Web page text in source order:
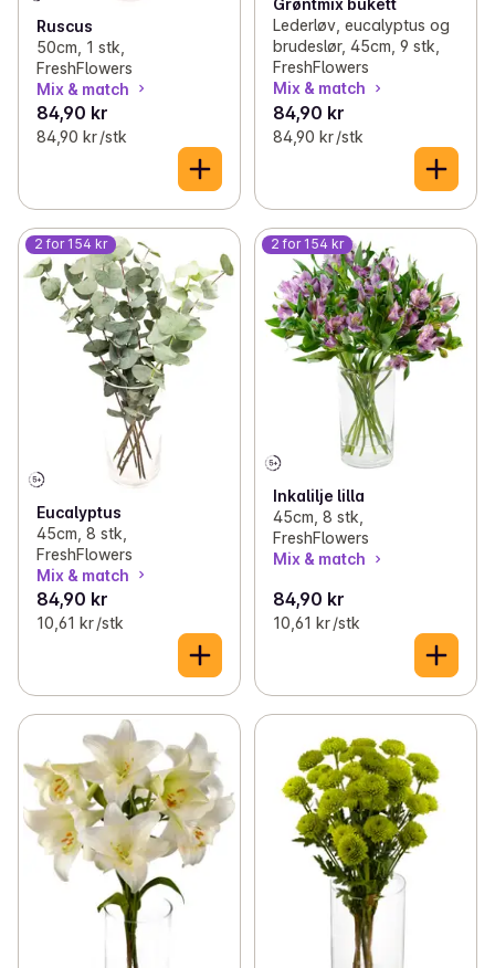
Ruscus
50cm, 1 stk,
FreshFlowers
Mix & match
84,90 kr
84,90 kr /stk
Grøntmix bukett
Lederløv, eucalyptus og
brudeslør, 45cm, 9 stk,
FreshFlowers
Mix & match
84,90 kr
84,90 kr /stk
2 for 154 kr
Eucalyptus
45cm, 8 stk,
FreshFlowers
Mix & match
84,90 kr
10,61 kr /stk
2 for 154 kr
Inkalilje lilla
45cm, 8 stk,
FreshFlowers
Mix & match
84,90 kr
10,61 kr /stk